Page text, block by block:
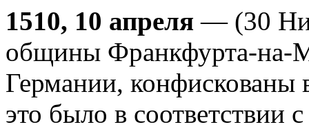
1510, 10 апреля — (30
общины Франкфурта-на-
Германии, конфискованы
это было в соответствии